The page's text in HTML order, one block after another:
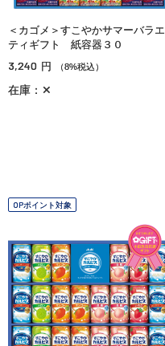
＜カゴメ＞すこやかサマーバラエ
ティギフト 紙容器３０
3,240 円 （8%税込）
在庫：✕
OPポイント対象